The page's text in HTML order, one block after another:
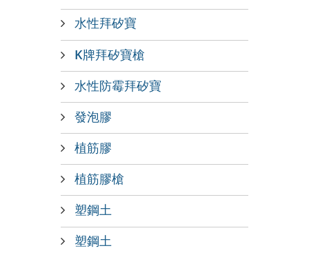
水性拜矽寶
K牌拜矽寶槍
水性防霉拜矽寶
發泡膠
植筋膠
植筋膠槍
塑鋼土
塑鋼土